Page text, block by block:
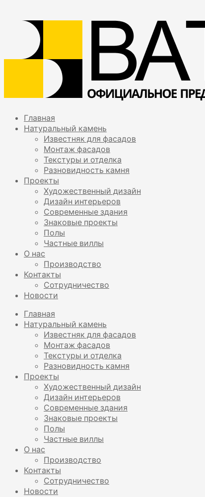
Главная
Натуральный камень
Известняк для фасадов
Монтаж фасадов
Текстуры и отделка
Разновидность камня
Проекты
Художественный дизайн
Дизайн интерьеров
Современные здания
Знаковые проекты
Полы
Частные виллы
О нас
Производство
Контакты
Сотрудничество
Новости
Главная
Натуральный камень
Известняк для фасадов
Монтаж фасадов
Текстуры и отделка
Разновидность камня
Проекты
Художественный дизайн
Дизайн интерьеров
Современные здания
Знаковые проекты
Полы
Частные виллы
О нас
Производство
Контакты
Сотрудничество
Новости